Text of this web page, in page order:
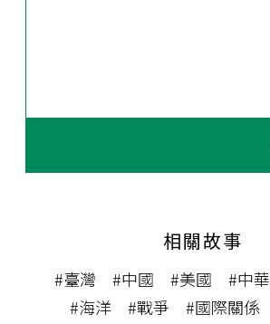
相關故事
#臺灣 #中國 #美國
#中
#海洋
#戰爭 #國際關係